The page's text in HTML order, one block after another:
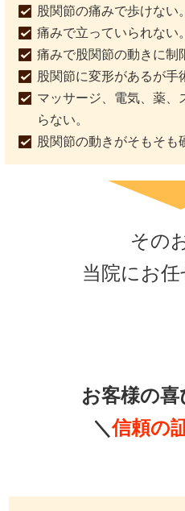
股関節の痛みで歩けない。
痛みで立っていられない。
痛みで股関節の動きに制
股関節に変形があるが手
マッサージ、電気、薬、
らない。
股関節の動きがそもそも
その
当院にお任
お客様の
＼信頼の